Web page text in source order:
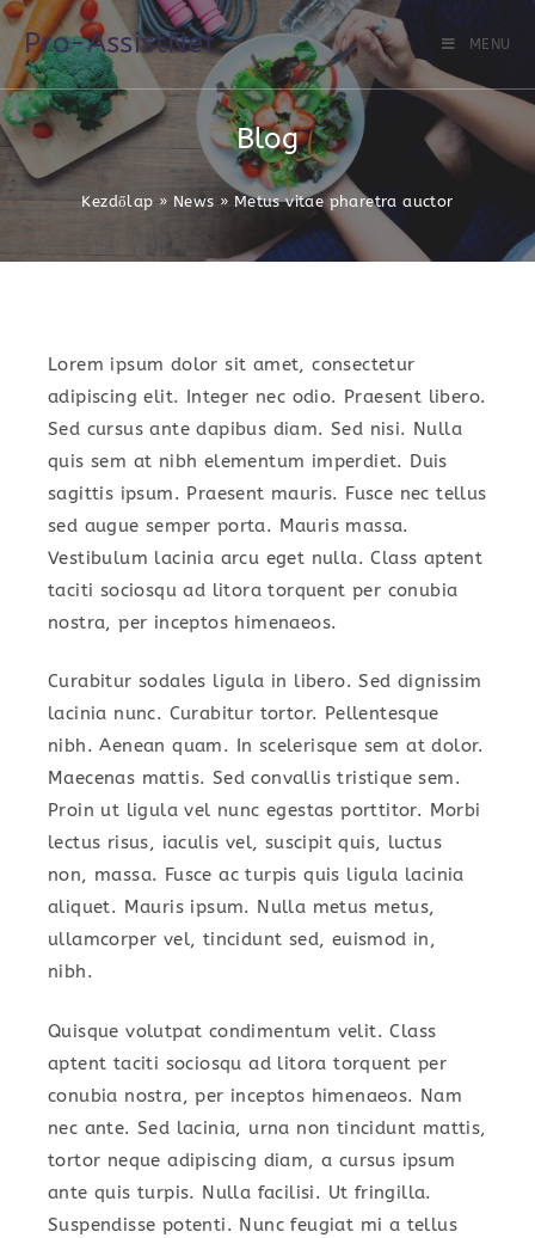
Skip
content
Pro-AssistNet MENU
Blog
Kezdőlap» News » Metus vitae pharetra auctor
Lorem ipsum dolor sit amet, consectetur
adipiscing elit. Integer nec odio. Praesent libero.
Sed cursus ante dapibus diam. Sed nisi. Nulla
quis sem at nibh elementum imperdiet. Duis
sagittis ipsum. Praesent mauris. Fusce nec tellus
sed augue semper porta. Mauris massa.
Vestibulum lacinia arcu eget nulla. Class aptent
taciti sociosqu ad litora torquent per conubia
nostra, per inceptos himenaeos.
Curabitur sodales ligula in libero. Sed dignissim
lacinia nunc. Curabitur tortor. Pellentesque
nibh. Aenean quam. In scelerisque sem at dolor.
Maecenas mattis. Sed convallis tristique sem.
Proin ut ligula vel nunc egestas porttitor. Morbi
lectus risus, iaculis vel, suscipit quis, luctus
non, massa. Fusce ac turpis quis ligula lacinia
aliquet. Mauris ipsum. Nulla metus metus,
ullamcorper vel, tincidunt sed, euismod in,
nibh.
Quisque volutpat condimentum velit. Class
aptent taciti sociosqu ad litora torquent per
conubia nostra, per inceptos himenaeos. Nam
nec ante. Sed lacinia, urna non tincidunt mattis,
tortor neque adipiscing diam, a cursus ipsum
ante quis turpis. Nulla facilisi. Ut fringilla.
Suspendisse potenti. Nunc feugiat mi a tellus